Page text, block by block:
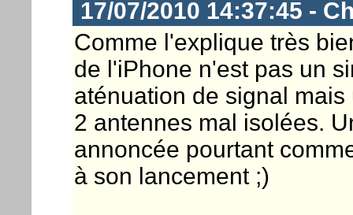
17/07/2010 14:37:45 -
Comme l'explique très
de l'iPhone n'est pas un
aténuation de signal
2 antennes mal isolées.
annoncée pourtant
à son lancement ;)